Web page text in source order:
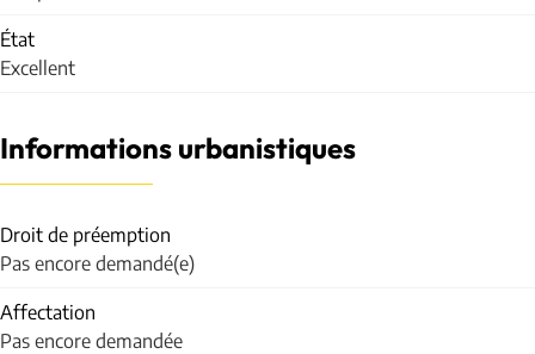
État
Excellent
Informations urbanistiques
Droit de préemption
Pas encore demandé(e)
Affectation
Pas encore demandée